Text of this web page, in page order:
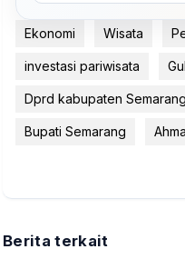
Ekonomi Wisata
investasi pariwisata
Dprd kabupaten Semarang
Bupati Semarang
Berita terkait